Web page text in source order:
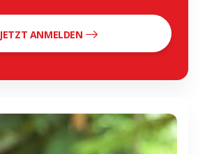
JETZT ANMELDEN